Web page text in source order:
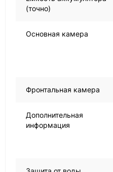
(точно)
Основная камера
Фронтальная камера
Дополнительная
информация